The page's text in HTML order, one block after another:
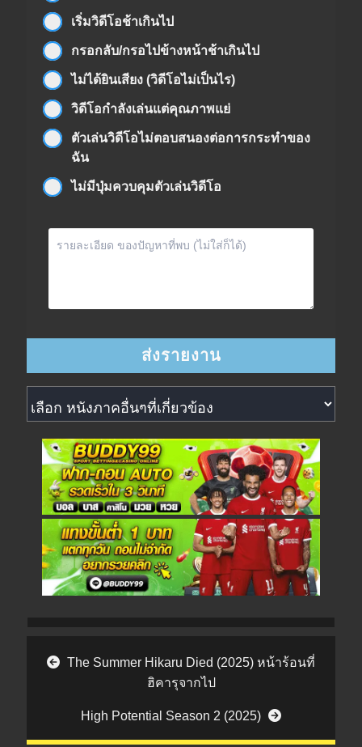
เริ่มวิดีโอช้าเกินไป
กรอกลับ/กรอไปข้างหน้าช้าเกินไป
ไม่ได้ยินเสียง (วิดีโอไม่เป็นไร)
วิดีโอกำลังเล่นแต่คุณภาพแย่
ตัวเล่นวิดีโอไม่ตอบสนองต่อการกระทำของ
ฉัน
ไม่มีปุ่มควบคุมตัวเล่นวิดีโอ
Post navigation
The Summer Hikaru Died (2025) หน้าร้อนที่
ฮิคารุจากไป
High Potential Season 2 (2025)